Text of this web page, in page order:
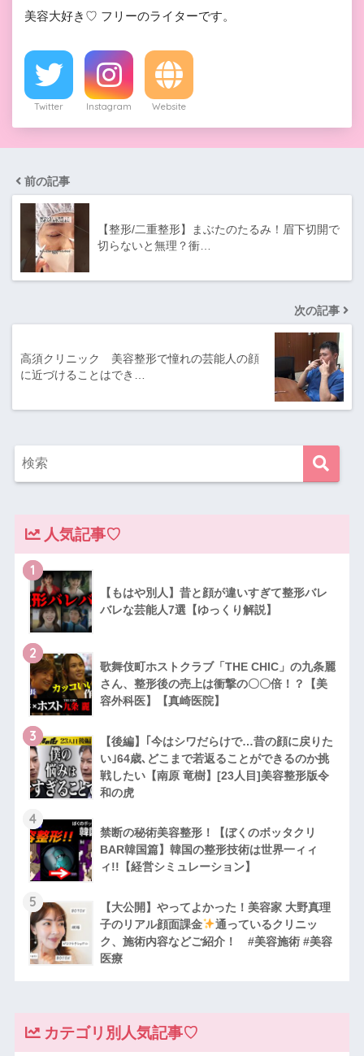
美容大好き♡ フリーのライターです。
Twitter Instagram Website
前の記事
【整形/二重整形】まぶたのたるみ！眉下切開で
切らないと無理？衝…
次の記事
高須クリニック 美容整形で憧れの芸能人の顔
に近づけることはでき…
人気記事♡
1
【もはや別人】昔と顔が違いすぎて整形バレ
バレな芸能人7選【ゆっくり解説】
2
歌舞伎町ホストクラブ「THE CHIC」の九条麗
さん、整形後の売上は衝撃の〇〇倍！？【美
容外科医】【真崎医院】
3
【後編】｢今はシワだらけで…昔の顔に戻りた
い｣64歳､どこまで若返ることができるのか挑
戦したい【南原 竜樹】[23人目]美容整形版令
和の虎
4
禁断の秘術美容整形！【ぼくのボッタクリ
BAR韓国篇】韓国の整形技術は世界一ィィ
ィ!!【経営シミュレーション】
5
【大公開】やってよかった！美容家 大野真理
子のリアル顔面課金
通っているクリニッ
ク、施術内容などご紹介！ #美容施術 #美容
医療
カテゴリ別人気記事♡